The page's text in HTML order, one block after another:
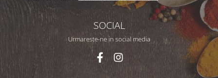
SOCIAL
Urmareste-ne in social media